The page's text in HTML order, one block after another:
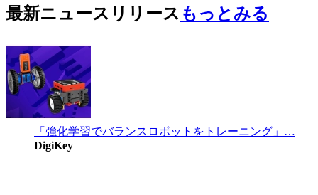
最新ニュースリリース もっとみる
「強化学習でバランスロボットをトレーニング」…
DigiKey